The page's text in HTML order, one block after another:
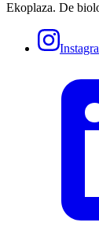
Ekoplaza. De